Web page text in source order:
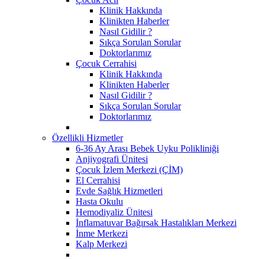
Klinik Hakkında
Klinikten Haberler
Nasıl Gidilir ?
Sıkça Sorulan Sorular
Doktorlarımız
Çocuk Cerrahisi
Klinik Hakkında
Klinikten Haberler
Nasıl Gidilir ?
Sıkça Sorulan Sorular
Doktorlarımız
Özellikli Hizmetler
6-36 Ay Arası Bebek Uyku Polikliniği
Anjiyografi Ünitesi
Çocuk İzlem Merkezi (ÇİM)
El Cerrahisi
Evde Sağlık Hizmetleri
Hasta Okulu
Hemodiyaliz Ünitesi
İnflamatuvar Bağırsak Hastalıkları Merkezi
İnme Merkezi
Kalp Merkezi